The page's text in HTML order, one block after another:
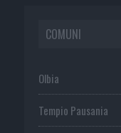
COMUNI
Olbia
Tempio Pausania